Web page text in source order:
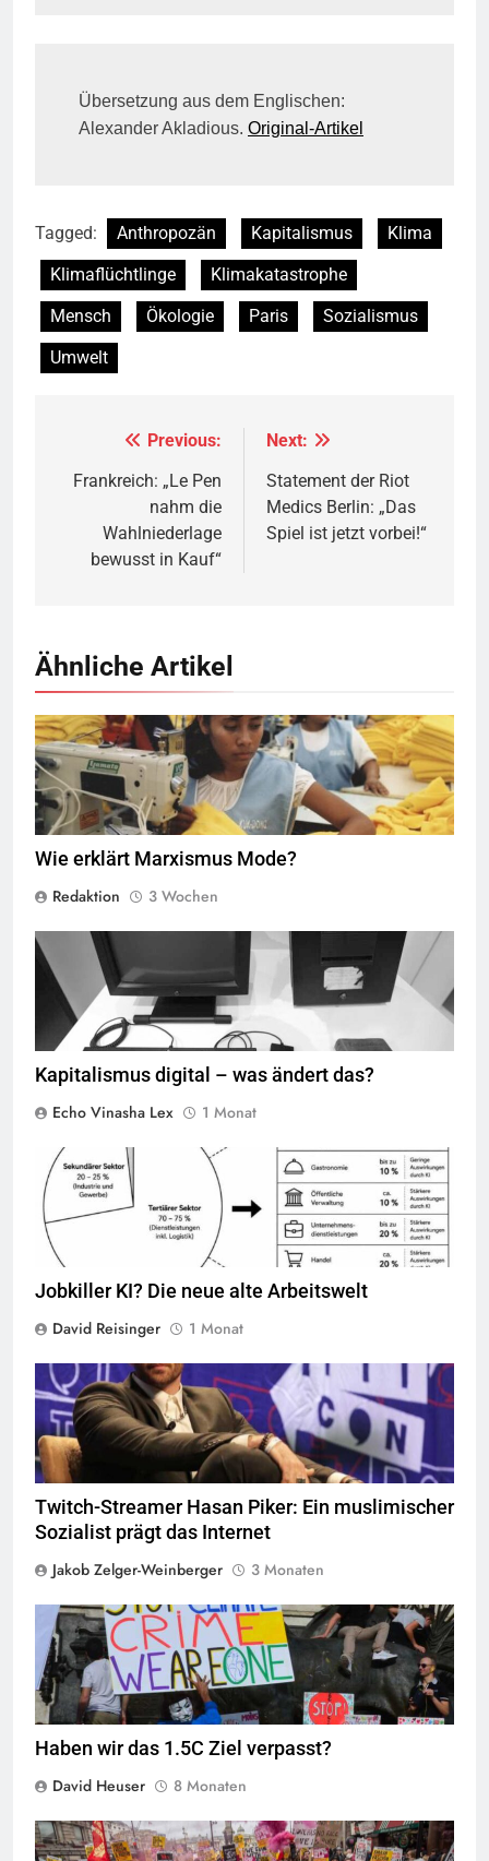
Übersetzung aus dem Englischen:
Alexander Akladious. Original-Artikel
Tagged: Anthropozän Kapitalismus
Klima
Klimaflüchtlinge
Klimakatastrophe
Mensch
Ökologie Paris
Sozialismus
Umwelt
Beitragsnavigation
Previous:
Frankreich: „Le Pen
nahm die
Wahlniederlage
bewusst in Kauf“
Next:
Statement der Riot
Medics Berlin: „Das
Spiel ist jetzt vorbei!“
Ähnliche Artikel
Näherinnen in Sweatshop © marissaorton (flickr)BY-SA 2.0
Wie erklärt Marxismus Mode?
Redaktion
3 Wochen
Der NeXTcube diente 1990 am CERN als erster Webserver der Welt
und wurde von Tim Berners-Lee zur Entwicklung des World Wide
Web genutzt. Das Warnschild „This machine is a server. DO NOT
POWER IT DOWN!!“ sollte verhindern, dass der einzige Webserver
versehentlich ausgeschaltet wird. Heute ist der Originalrechner im
Science Museum in London ausgestellt,Quelle©BY-SA-4.0
Kapitalismus digital – was ändert das?
Echo Vinasha Lex
1 Monat
© Chat GPT
Jobkiller KI? Die neue alte Arbeitswelt
David Reisinger
1 Monat
Quelle
Twitch-Streamer Hasan Piker: Ein muslimischer
Sozialist prägt das Internet
Jakob Zelger-Weinberger
3 Monaten
Quelle CC-BY-SA-2.0
Haben wir das 1.5C Ziel verpasst?
David Heuser
8 Monaten
© socialistworker.co.uk